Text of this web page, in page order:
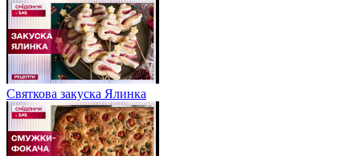
Святкова закуска Ялинка